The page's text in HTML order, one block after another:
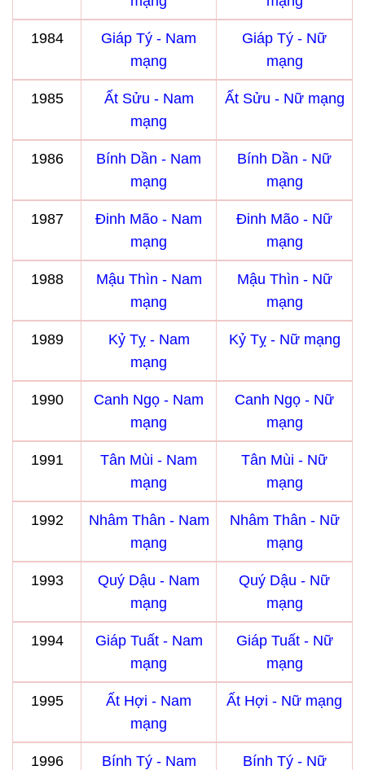
1984
Giáp Tý - Nam
mạng
Giáp Tý - Nữ
mạng
1985
Ất Sửu - Nam
mạng
Ất Sửu - Nữ mạng
1986
Bính Dần - Nam
mạng
Bính Dần - Nữ
mạng
1987
Đinh Mão - Nam
mạng
Đinh Mão - Nữ
mạng
1988
Mậu Thìn - Nam
mạng
Mậu Thìn - Nữ
mạng
1989
Kỷ Tỵ - Nam
mạng
Kỷ Tỵ - Nữ mạng
1990
Canh Ngọ - Nam
mạng
Canh Ngọ - Nữ
mạng
1991
Tân Mùi - Nam
mạng
Tân Mùi - Nữ
mạng
1992
Nhâm Thân - Nam
mạng
Nhâm Thân - Nữ
mạng
1993
Quý Dậu - Nam
mạng
Quý Dậu - Nữ
mạng
1994
Giáp Tuất - Nam
mạng
Giáp Tuất - Nữ
mạng
1995
Ất Hợi - Nam
mạng
Ất Hợi - Nữ mạng
1996
Bính Tý - Nam
Bính Tý - Nữ